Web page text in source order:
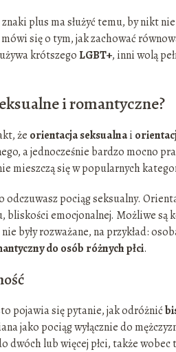
plus ma służyć temu, by nikt
się o tym, jak zachować
krótszegoLGBT+, inni wolą
i romantyczne?
że orientacja seksualnai
a jednocześnie bardzo mocno
mieszczą się w popularnych
pociąg seksualny.
bliskości emocjonalnej. Możliwe są
były rozważane, na przykład:
do osób różnych płci.
pojawia się pytanie, jak odróżnić
jako pociąg wyłącznie do
dwóch lub więcej płci, także